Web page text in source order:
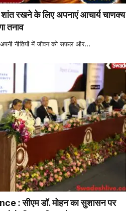
रखने के लिए अपनाएं आचार्य चाणक्य
तनाव
नीतियों में जीवन को सफल और…
: सीएम डॉ. मोहन का सुशासन पर